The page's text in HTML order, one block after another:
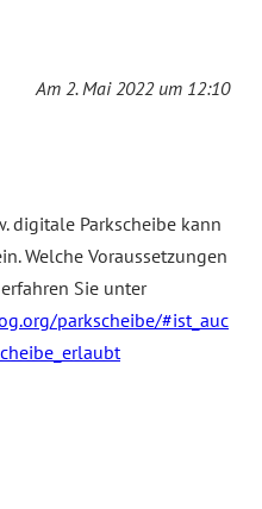
Am 2. Mai 2022 um 12:10
digitale Parkscheibe kann
Welche Voraussetzungen
Sie unter
parkscheibe/#ist_auc